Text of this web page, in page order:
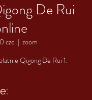
De Rui
cze
  |
zoom
Qigong De Rui 1.